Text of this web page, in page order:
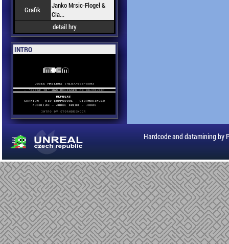
Grafik
Janko Mrsic-Flogel &
Cla...
detail hry
INTRO
Hardcode and datamining by